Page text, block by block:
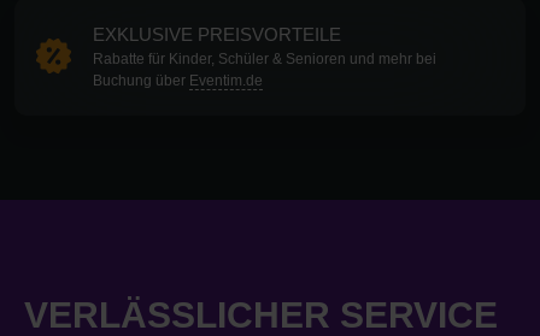
EXKLUSIVE PREISVORTEILE
Rabatte für Kinder, Schüler & Senioren und mehr bei
Buchung über Eventim.de
VERLÄSSLICHER SERVICE